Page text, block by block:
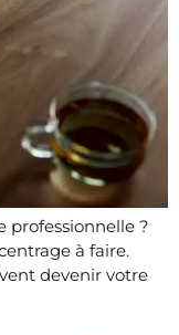
professionnelle ?
à faire.
devenir votre